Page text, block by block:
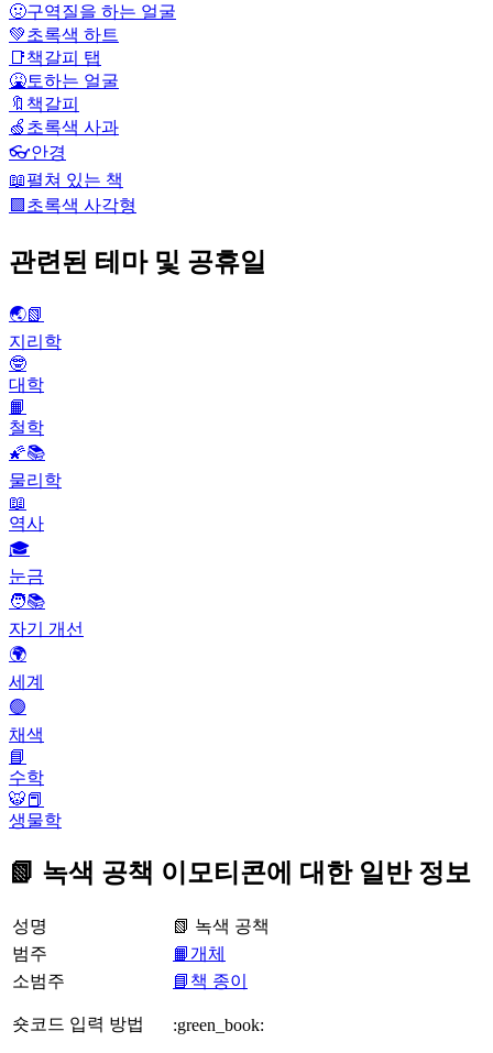
🤢구역질을 하는 얼굴
💚초록색 하트
📑책갈피 탭
🤮토하는 얼굴
🔖 책갈피
🍏 초록색 사과
👓안경
📖펼쳐 있는 책
🟩 초록색 사각형
관련된 테마 및 공휴일
🌏📗
지리학
🤓
대학
📙
철학
🌠📚
물리학
📖
역사
🎓
눈금
🧑📚
자기 개선
🌍
세계
🟢
채색
📘
수학
🐯📕
생물학
📗 녹색 공책 이모티콘에 대한 일반 정보
성명
📗 녹색 공책
범주
📙개체
소범주
📘책 종이
숏코드 입력 방법 :green_book: